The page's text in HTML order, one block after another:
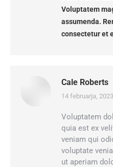
Voluptatem
assumenda.
consectetur et
Cale Roberts
says:
14 februarja,
Voluptatem
quia est ex
veniam qui
voluptate
ut aperiam